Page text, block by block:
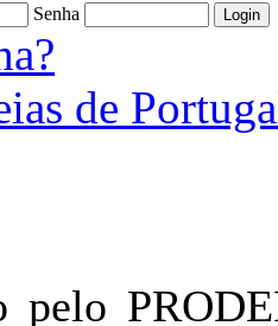
Senha
de
pelo